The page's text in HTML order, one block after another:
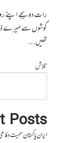
رات دو بجے اپنے
گوشوں سے میرے ذہن
تھیں...
تلاش
Posts
ایران پاکستان سمیت